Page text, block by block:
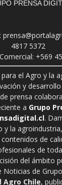
PRENSA
4817 5372
+569
el Agro y la
y
prensa
a Grupo
.
y la
de
de
del ámbito
Noticias de
Agro Chile,